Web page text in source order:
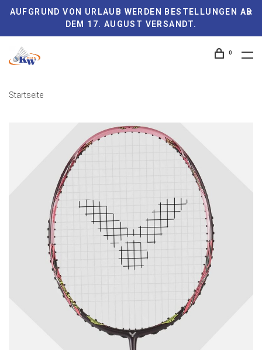
AUFGRUND VON URLAUB WERDEN BESTELLUNGEN AB
DEM 17. AUGUST VERSANDT.
0
Startseite